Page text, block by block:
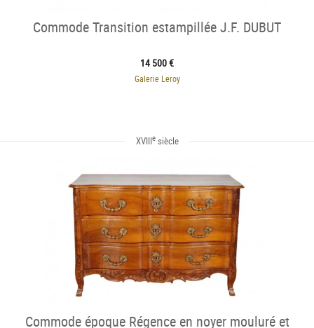
Commode Transition estampillée J.F. DUBUT
14 500 €
Galerie Leroy
XVIIIesiècle
Commode époque Régence en noyer mouluré et